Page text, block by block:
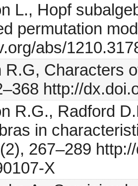
L., Hopf
permutation
abs/
R.G, Characters
http://
R.G., Radford
in
267–289
X